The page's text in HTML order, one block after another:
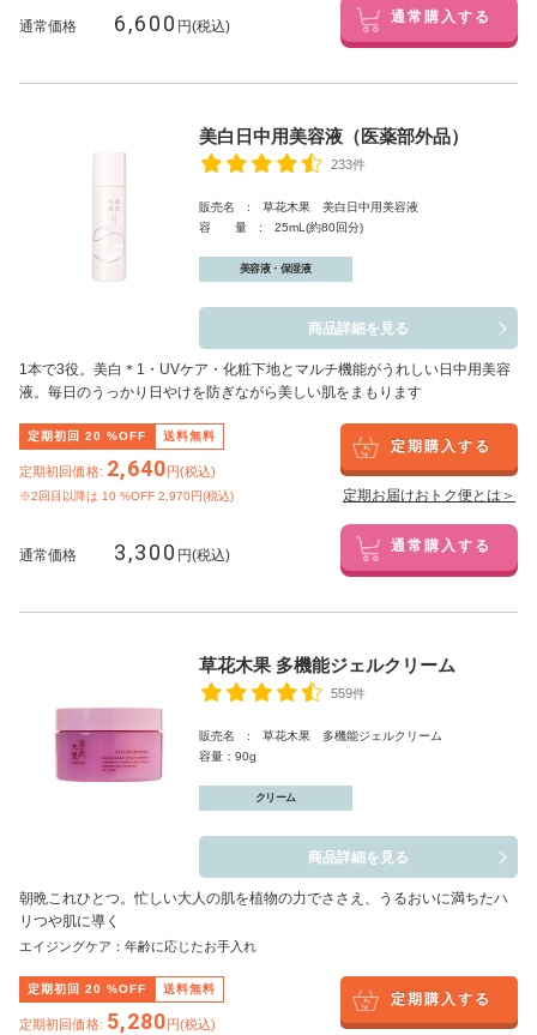
通常価格 6,600 円(税込) 通常購入する
美白日中用美容液（医薬部外品）
233件
販売名 : 草花木果 美白日中用美容液
容 量 : 25mL(約80回分)
美容液・保湿液
商品詳細を見る
1本で3役。美白 ＊1 ・UVケア・化粧下地とマルチ機能がうれしい日中用美容
液。毎日のうっかり日やけを防ぎながら美しい肌をまもります
定期初回 20 %OFF 送料無料
定期初回価格: 2,640円(税込)
※2回目以降は 10 %OFF 2,970円(税込)
定期購入する
定期お届けおトク便とは＞
通常価格 3,300 円(税込) 通常購入する
草花木果 多機能ジェルクリーム
559件
販売名 : 草花木果 多機能ジェルクリーム
容量：90g
クリーム
商品詳細を見る
朝晩これひとつ。忙しい大人の肌を植物の力でささえ、うるおいに満ちたハ
リつや肌に導く
エイジングケア：年齢に応じたお手入れ
定期初回 20 %OFF 送料無料
定期初回価格: 5,280円(税込)
定期購入する